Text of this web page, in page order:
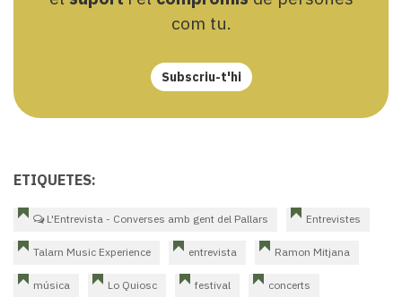
com tu.
Subscriu-t'hi
ETIQUETES:
L'Entrevista - Converses amb gent del Pallars Entrevistes
Talarn Music Experience entrevista Ramon Mitjana
música Lo Quiosc festival concerts